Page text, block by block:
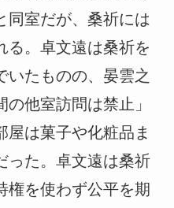
同室だが、桑祈には
る。卓文遠は桑祈を
いたものの、晏雲之
他室訪問は禁止」
屋は菓子や化粧品ま
った。卓文遠は桑祈
権を使わず公平を期